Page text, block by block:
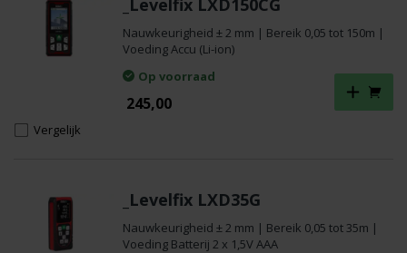
_Levelfix LXD150CG
Nauwkeurigheid ± 2 mm | Bereik 0,05 tot 150m |
Voeding Accu (Li-ion)
Op voorraad
245,00
Vergelijk
_Levelfix LXD35G
Nauwkeurigheid ± 2 mm | Bereik 0,05 tot 35m |
Voeding Batterij 2 x 1,5V AAA